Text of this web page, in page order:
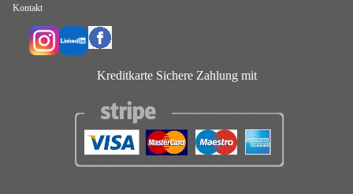
Kontakt
Kreditkarte Sichere Zahlung mit